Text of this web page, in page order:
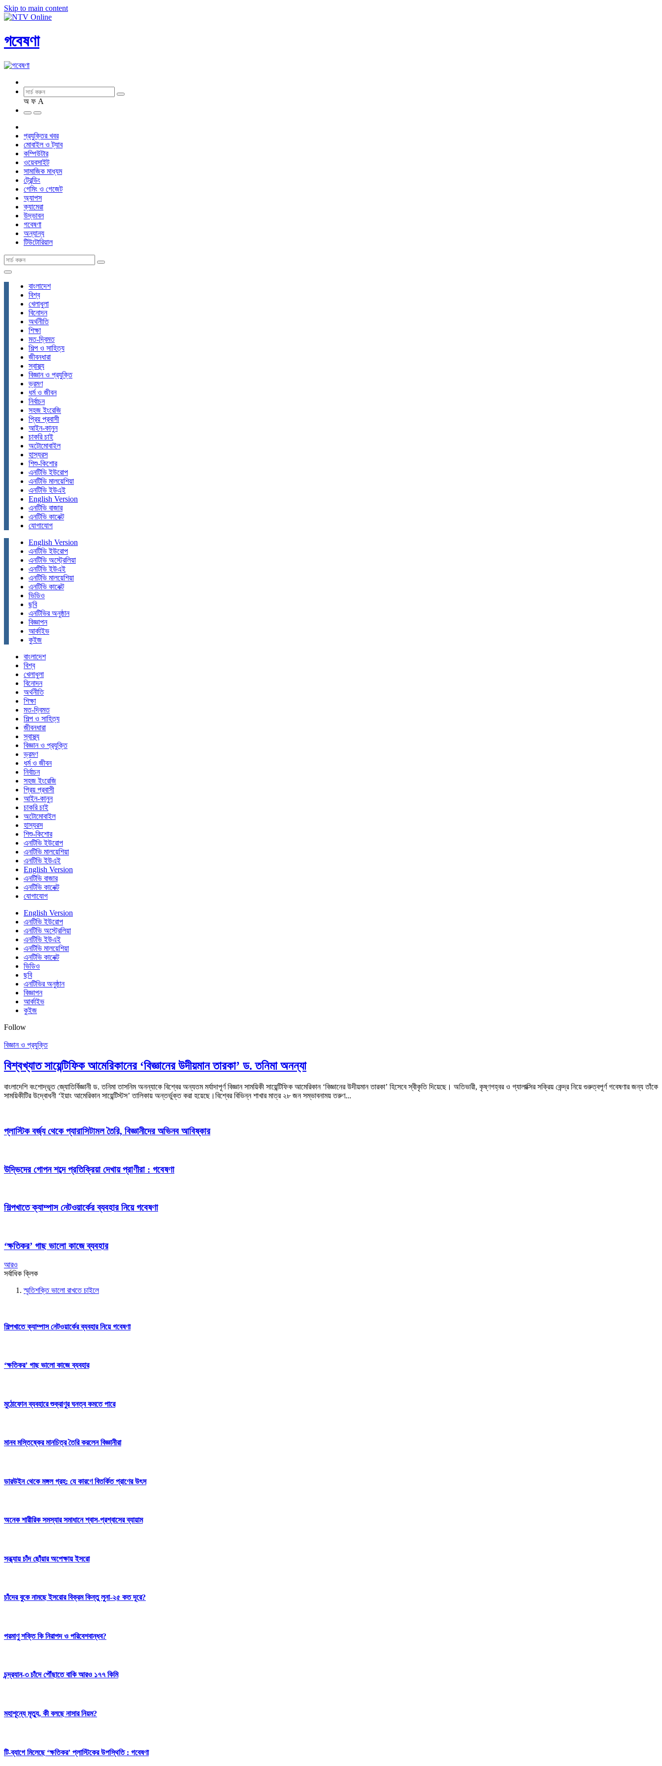
Skip to main content
গবেষণা
অ ফ A
প্রযুক্তির খবর
মোবাইল ও ট্যাব
কম্পিউটার
ওয়েবসাইট
সামাজিক মাধ্যম
ট্রেন্ডিং
গেমিং ও গেজেট
অ্যাপস
ক্যামেরা
উদ্ভাবন
গবেষণা
অন্যান্য
টিউটোরিয়াল
বাংলাদেশ
বিশ্ব
খেলাধুলা
বিনোদন
অর্থনীতি
শিক্ষা
মত-দ্বিমত
শিল্প ও সাহিত্য
জীবনধারা
স্বাস্থ্য
বিজ্ঞান ও প্রযুক্তি
ভ্রমণ
ধর্ম ও জীবন
নির্বাচন
সহজ ইংরেজি
প্রিয় প্রবাসী
আইন-কানুন
চাকরি চাই
অটোমোবাইল
হাস্যরস
শিশু-কিশোর
এনটিভি ইউরোপ
এনটিভি মালয়েশিয়া
এনটিভি ইউএই
English Version
এনটিভি বাজার
এনটিভি কানেক্ট
যোগাযোগ
English Version
এনটিভি ইউরোপ
এনটিভি অস্ট্রেলিয়া
এনটিভি ইউএই
এনটিভি মালয়েশিয়া
এনটিভি কানেক্ট
ভিডিও
ছবি
এনটিভির অনুষ্ঠান
বিজ্ঞাপন
আর্কাইভ
কুইজ
বাংলাদেশ
বিশ্ব
খেলাধুলা
বিনোদন
অর্থনীতি
শিক্ষা
মত-দ্বিমত
শিল্প ও সাহিত্য
জীবনধারা
স্বাস্থ্য
বিজ্ঞান ও প্রযুক্তি
ভ্রমণ
ধর্ম ও জীবন
নির্বাচন
সহজ ইংরেজি
প্রিয় প্রবাসী
আইন-কানুন
চাকরি চাই
অটোমোবাইল
হাস্যরস
শিশু-কিশোর
এনটিভি ইউরোপ
এনটিভি মালয়েশিয়া
এনটিভি ইউএই
English Version
এনটিভি বাজার
এনটিভি কানেক্ট
যোগাযোগ
English Version
এনটিভি ইউরোপ
এনটিভি অস্ট্রেলিয়া
এনটিভি ইউএই
এনটিভি মালয়েশিয়া
এনটিভি কানেক্ট
ভিডিও
ছবি
এনটিভির অনুষ্ঠান
বিজ্ঞাপন
আর্কাইভ
কুইজ
Follow
বিজ্ঞান ও প্রযুক্তি
বিশ্বখ্যাত সায়েন্টিফিক আমেরিকানের ‘বিজ্ঞানের উদীয়মান তারকা’ ড. তনিমা অনন্যা
বাংলাদেশি বংশোদ্ভূত জ্যোতির্বিজ্ঞানী ড. তনিমা তাসনিম অনন্যাকে বিশ্বের অন্যতম মর্যাদাপূর্ণ বিজ্ঞান সাময়িকী সায়েন্টিফিক আমেরিকান ‘বিজ্ঞানের উদীয়মান তারকা’ হিসেবে স্বীকৃতি দিয়েছে। অতিভারী, কৃষ্ণগহ্বর ও গ্যালাক্সির সক্রিয় কেন্দ্র নিয়ে গুরুত্বপূর্ণ গবেষণার জন্য তাঁকে
সাময়িকীটির উদ্বোধনী ‘ইয়াং আমেরিকান সায়েন্টিস্টস’ তালিকায় অন্তর্ভুক্ত করা হয়েছে।বিশ্বের বিভিন্ন শাখার মাত্র ২৮ জন সম্ভাবনাময় তরুণ...
প্লাস্টিক বর্জ্য থেকে প্যারাসিটামল তৈরি, বিজ্ঞানীদের অভিনব আবিষ্কার
উদ্ভিদের গোপন শব্দে প্রতিক্রিয়া দেখায় প্রাণীরা : গবেষণা
শিল্পখাতে ক্যাম্পাস নেটওয়ার্কের ব্যবহার নিয়ে গবেষণা
‘ক্ষতিকর’ গাছ ভালো কাজে ব্যবহার
আরও
সর্বাধিক ক্লিক
স্মৃতিশক্তি ভালো রাখতে চাইলে
শিল্পখাতে ক্যাম্পাস নেটওয়ার্কের ব্যবহার নিয়ে গবেষণা
‘ক্ষতিকর’ গাছ ভালো কাজে ব্যবহার
মুঠোফোন ব্যবহারে শুক্রাণুর ঘনত্ব কমতে পারে
মানব মস্তিষ্কের মানচিত্র তৈরি করলেন বিজ্ঞানীরা
ডারউইন থেকে মঙ্গল গ্রহ: যে কারণে বিতর্কিত প্রাণের উৎস
অনেক শারীরিক সমস্যার সমাধানে শ্বাস-প্রশ্বাসের ব্যায়াম
সন্ধ্যায় চাঁদ ছোঁয়ার অপেক্ষায় ইসরো
চাঁদের বুকে নামছে ইসরোর বিক্রম কিন্তু লুনা-২৫ কত দূরে?
পরমাণু শক্তি কি নিরাপদ ও পরিবেশবান্ধব?
চন্দ্রযান-৩ চাঁদে পৌঁছাতে বাকি আরও ১৭৭ কিমি
মহাশূন্যে মৃত্যু, কী বলছে নাসার নিয়ম?
টি-ব্যাগে মিলেছে ‘ক্ষতিকর’ প্লাস্টিকের উপস্থিতি : গবেষণা